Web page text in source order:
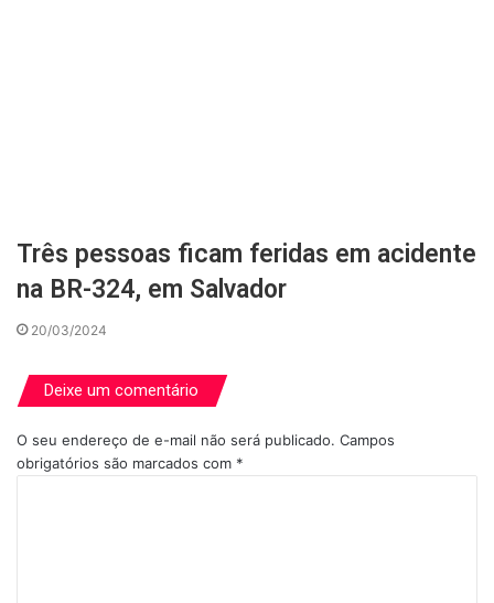
Três pessoas ficam feridas em acidente
na BR-324, em Salvador
20/03/2024
Deixe um comentário
O seu endereço de e-mail não será publicado. Campos
obrigatórios são marcados com *